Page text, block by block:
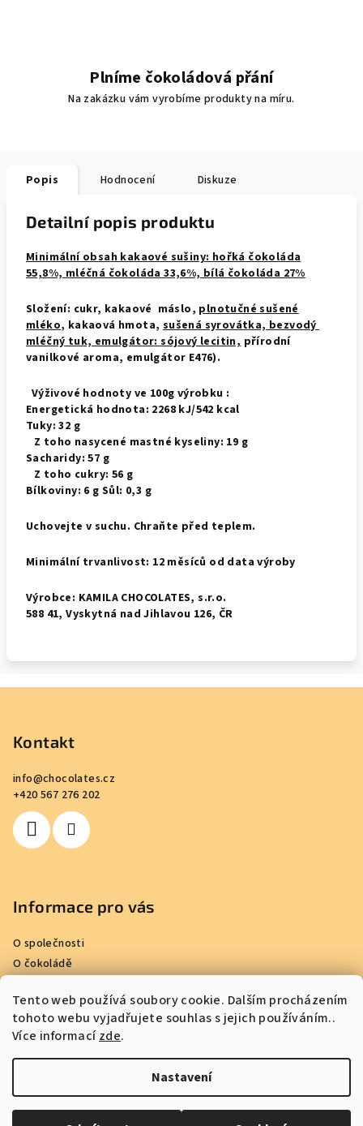
Tento web používá soubory cookie. Dalším procházením
tohoto webu vyjadřujete souhlas s jejich používáním..
Více informacízde.
Nastavení
Plníme čokoládová přání
Na zakázku vám vyrobíme produkty na míru.
Popis Hodnocení Diskuze
Detailní popis produktu
Minimální obsah kakaové sušiny: hořká čokoláda
55,8%, mléčná čokoláda 33,6%, bílá čokoláda 27%
Složení: cukr, kakaové máslo, plnotučné sušené
mléko, kakaová hmota, sušená syrovátka, bezvodý
mléčný tuk, emulgátor: sójový lecitin, přírodní
vanilkové aroma, emulgátor E476).
Výživové hodnoty ve 100g výrobku :
Energetická hodnota: 2268 kJ/542 kcal
Tuky: 32 g
Z toho nasycené mastné kyseliny: 19 g
Sacharidy: 57 g
Z toho cukry: 56 g
Bílkoviny: 6 g Sůl: 0,3 g
Uchovejte v suchu. Chraňte před teplem.
Minimální trvanlivost: 12 měsíců od data výroby
Výrobce: KAMILA CHOCOLATES, s.r.o.
588 41, Vyskytná nad Jihlavou 126, ČR
Kontakt
info@chocolates.cz
+420 567 276 202
Informace pro vás
O společnosti
O čokoládě
Reference
Obchodní podmínky
Podmínky ochrany osobních údajů
Kontakty
Kamila Chocolates